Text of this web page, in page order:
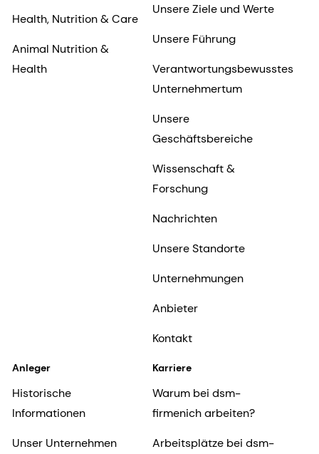
Health, Nutrition & Care
Animal Nutrition &
Health
Unsere Ziele und Werte
Unsere Führung
Verantwortungsbewusstes
Unternehmertum
Unsere
Geschäftsbereiche
Wissenschaft &
Forschung
Nachrichten
Unsere Standorte
Unternehmungen
Anbieter
Kontakt
Anleger
Historische
Informationen
Unser Unternehmen
Karriere
Warum bei dsm-
firmenich arbeiten?
Arbeitsplätze bei dsm-